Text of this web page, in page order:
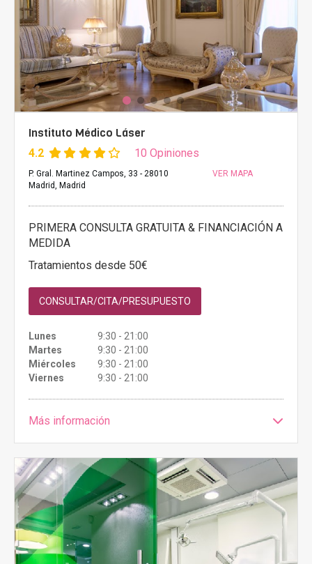
Instituto Médico Láser
4.2 10 Opiniones
P. Gral. Martinez Campos, 33 - 28010
Madrid, Madrid
VER MAPA
PRIMERA CONSULTA GRATUITA & FINANCIACIÓN A
MEDIDA
Tratamientos desde 50€
CONSULTAR/CITA/PRESUPUESTO
Lunes
9:30 - 21:00
Martes
9:30 - 21:00
Miércoles
9:30 - 21:00
Viernes
9:30 - 21:00
Más información